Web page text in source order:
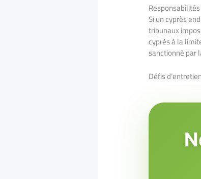
Si un cyprès
tribunaux
cyprès à la
sanctionné par
Défis